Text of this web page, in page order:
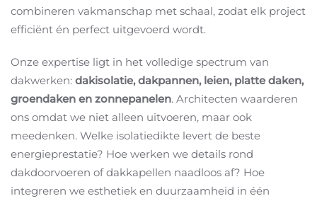
combineren vakmanschap met schaal, zodat elk project
efficiënt én perfect uitgevoerd wordt.
Onze expertise ligt in het volledige spectrum van
dakwerken: dakisolatie, dakpannen, leien, platte daken,
groendaken en zonnepanelen. Architecten waarderen
ons omdat we niet alleen uitvoeren, maar ook
meedenken. Welke isolatiedikte levert de beste
energieprestatie? Hoe werken we details rond
dakdoorvoeren of dakkapellen naadloos af? Hoe
integreren we esthetiek en duurzaamheid in één